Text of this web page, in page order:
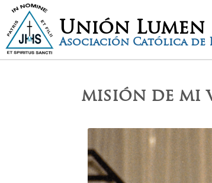
Unión Lumen
Asociación Católica de
misión de